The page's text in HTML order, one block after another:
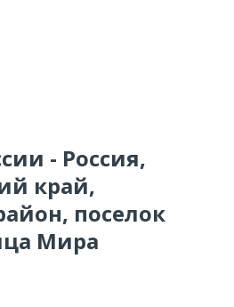
- Россия,
край,
поселок
Мира